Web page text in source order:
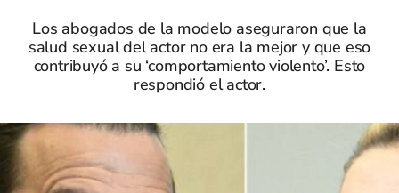
Los abogados de la modelo aseguraron que la
salud sexual del actor no era la mejor y que eso
contribuyó a su ‘comportamiento violento’. Esto
respondió el actor.